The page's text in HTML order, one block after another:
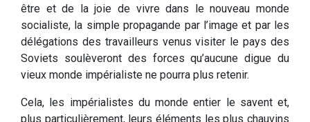
être et de la joie de vivre dans le nouveau monde
socialiste, la simple propagande par l’image et par les
délégations des travailleurs venus visiter le pays des
Soviets soulèveront des forces qu’aucune digue du
vieux monde impérialiste ne pourra plus retenir.
Cela, les impérialistes du monde entier le savent et,
plus particulièrement, leurs éléments les plus chauvins